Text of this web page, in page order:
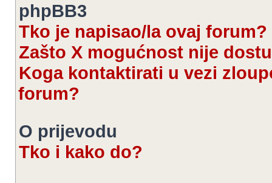
phpBB3
Tko je napisao/la ovaj forum?
Zašto X mogućnost nije
Koga kontaktirati u vezi
forum?
O prijevodu
Tko i kako do?